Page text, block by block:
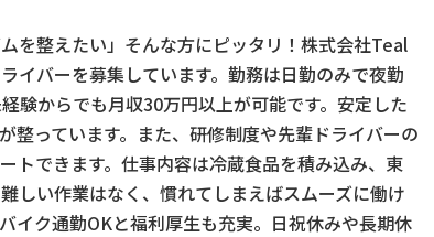
を整えたい」そんな方にピッタリ！株式会社Teal
イバーを募集しています。勤務は日勤のみで夜勤
験からでも月収30万円以上が可能です。安定した
整っています。また、研修制度や先輩ドライバーの
トできます。仕事内容は冷蔵食品を積み込み、東
しい作業はなく、慣れてしまえばスムーズに働け
イク通勤OKと福利厚生も充実。日祝休みや長期休